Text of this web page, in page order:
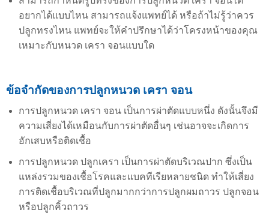
อยากได้แบบไหน สามารถแจ้งแพทย์ได้ หรือถ้าไม่รู้ว่าควร
ปลูกทรงไหน แพทย์จะให้คำปรึกษาได้ว่าโครงหน้าของคุณ
เหมาะกับหนวด เครา จอนแบบใด
ข้อจำกัดของการปลูกหนวด เครา จอน
การปลูกหนวด เครา จอน เป็นการผ่าตัดแบบหนึ่ง ดังนั้นจึงมี
ความเสี่ยงได้เหมือนกับการผ่าตัดอื่นๆ เช่นอาจจะเกิดการ
อักเสบหรือติดเชื้อ
การปลูกหนวด ปลูกเครา เป็นการผ่าตัดบริเวณปาก ซึ่งเป็น
แหล่งรวมของเชื้อโรคและแบคทีเรียหลายชนิด ทำให้เสี่ยง
การติดเชื้อบริเวณที่ปลูกมากกว่าการปลูกผมถาวร ปลูกจอน
หรือปลูกคิ้วถาวร